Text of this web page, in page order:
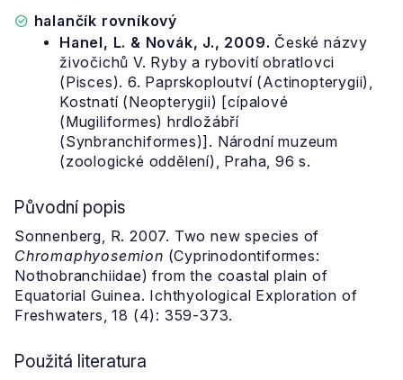
halančík rovníkový
Hanel, L. & Novák, J., 2009. České názvy
živočichů V. Ryby a rybovití obratlovci
(Pisces). 6. Paprskoploutví (Actinopterygii),
Kostnatí (Neopterygii) [cípalové
(Mugiliformes) hrdložábří
(Synbranchiformes)]. Národní muzeum
(zoologické oddělení), Praha, 96 s.
Původní popis
Sonnenberg, R. 2007. Two new species of
Chromaphyosemion (Cyprinodontiformes:
Nothobranchiidae) from the coastal plain of
Equatorial Guinea. Ichthyological Exploration of
Freshwaters, 18 (4): 359-373.
Použitá literatura